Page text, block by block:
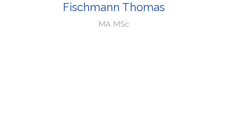
Fischmann Thomas
MA MSc